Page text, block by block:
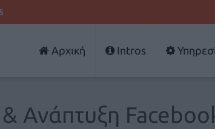
Αρχική Intros
Ανάπτυξη